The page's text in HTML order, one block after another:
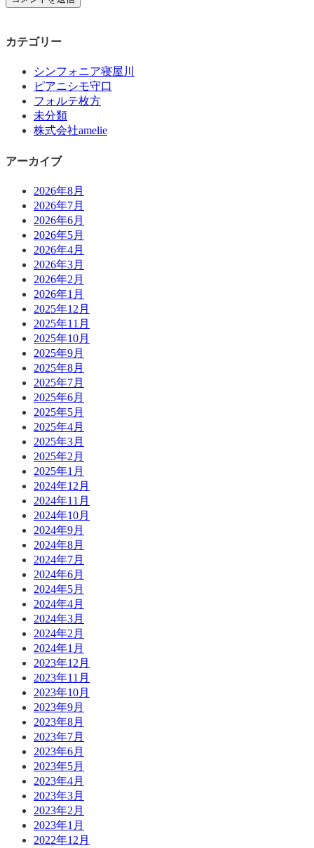
カテゴリー
シンフォニア寝屋川
ピアニシモ守口
フォルテ枚方
未分類
株式会社amelie
アーカイブ
2026年8月
2026年7月
2026年6月
2026年5月
2026年4月
2026年3月
2026年2月
2026年1月
2025年12月
2025年11月
2025年10月
2025年9月
2025年8月
2025年7月
2025年6月
2025年5月
2025年4月
2025年3月
2025年2月
2025年1月
2024年12月
2024年11月
2024年10月
2024年9月
2024年8月
2024年7月
2024年6月
2024年5月
2024年4月
2024年3月
2024年2月
2024年1月
2023年12月
2023年11月
2023年10月
2023年9月
2023年8月
2023年7月
2023年6月
2023年5月
2023年4月
2023年3月
2023年2月
2023年1月
2022年12月